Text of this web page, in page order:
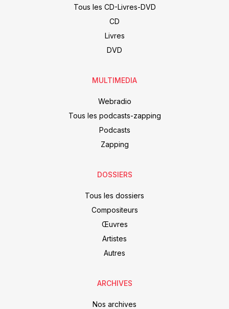
Tous les CD-Livres-DVD
CD
Livres
DVD
MULTIMEDIA
Webradio
Tous les podcasts-zapping
Podcasts
Zapping
DOSSIERS
Tous les dossiers
Compositeurs
Œuvres
Artistes
Autres
ARCHIVES
Nos archives